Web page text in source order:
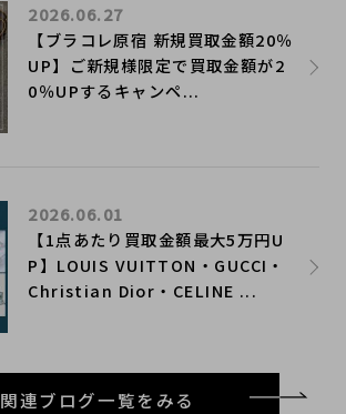
【ブラコレ原宿 新規買取金額20％
UP】ご新規様限定で買取金額が2
0％UPするキャンペ...
2026.06.27
【1点あたり買取金額最大5万円U
P】LOUIS VUITTON・GUCCI・
Christian Dior・CELINE ...
2026.06.01
関連ブログ一覧をみる